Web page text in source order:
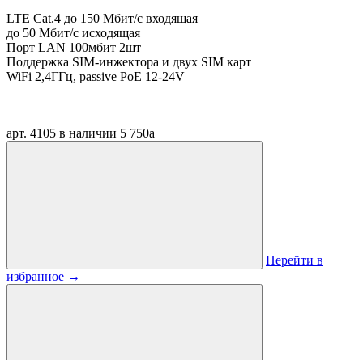
LTE Cat.4 до 150 Мбит/c входящая
до 50 Мбит/с исходящая
Порт LAN 100мбит 2шт
Поддержка SIM-инжектора и двух SIM карт
WiFi 2,4ГГц, passive PoE 12-24V
арт. 4105 в наличии 5 750a
Перейти в
избранное →